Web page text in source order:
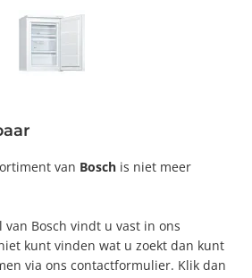
van Bosch is niet meer
van Bosch vindt u vast in ons
kunt vinden wat u zoekt dan kunt
via ons contactformulier. Klik dan